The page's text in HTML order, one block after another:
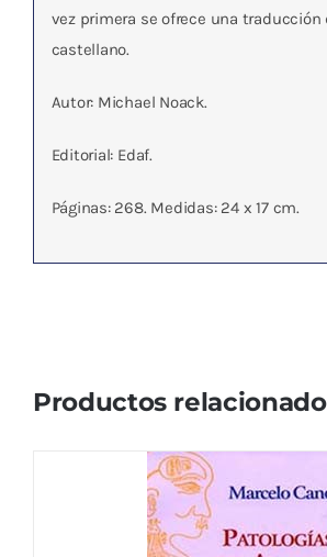
vez primera se ofrece una traducción
castellano.
Autor: Michael Noack.
Editorial: Edaf.
Páginas: 268. Medidas: 24 x 17 cm.
Productos
PATOLOGIAS DEL APARATO
IVA no incluído